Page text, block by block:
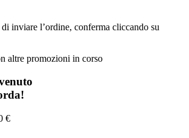
inviare l’ordine, conferma cliccando su
altre promozioni in corso
€